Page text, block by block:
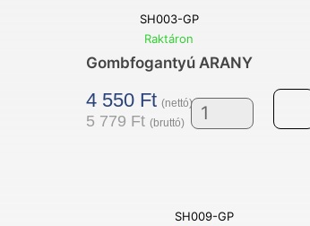
SH003-GP
Raktáron
Gombfogantyú ARANY
4 550 Ft (nettó)
5 779 Ft (bruttó)
Gombfogantyú
SH009-GP